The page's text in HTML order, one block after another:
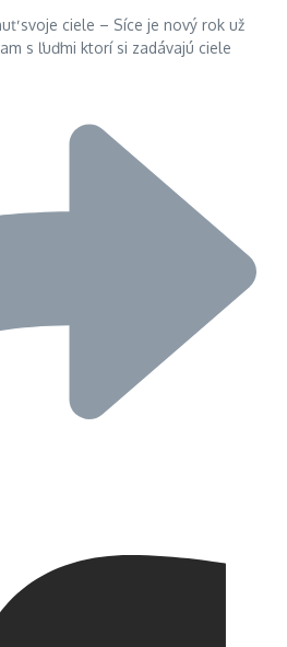
svoje ciele – Síce je nový rok už
s ľuďmi ktorí si zadávajú ciele